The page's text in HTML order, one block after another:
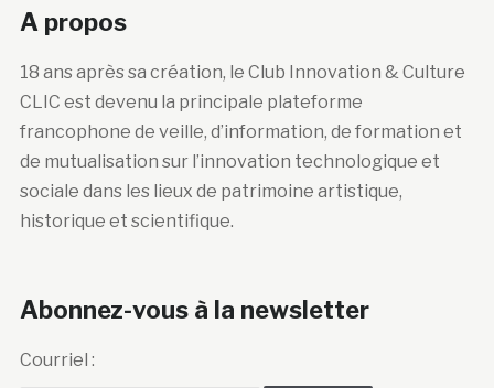
A propos
18 ans après sa création, le Club Innovation & Culture
CLIC est devenu la principale plateforme
francophone de veille, d’information, de formation et
de mutualisation sur l’innovation technologique et
sociale dans les lieux de patrimoine artistique,
historique et scientifique.
Abonnez-vous à la newsletter
Courriel :